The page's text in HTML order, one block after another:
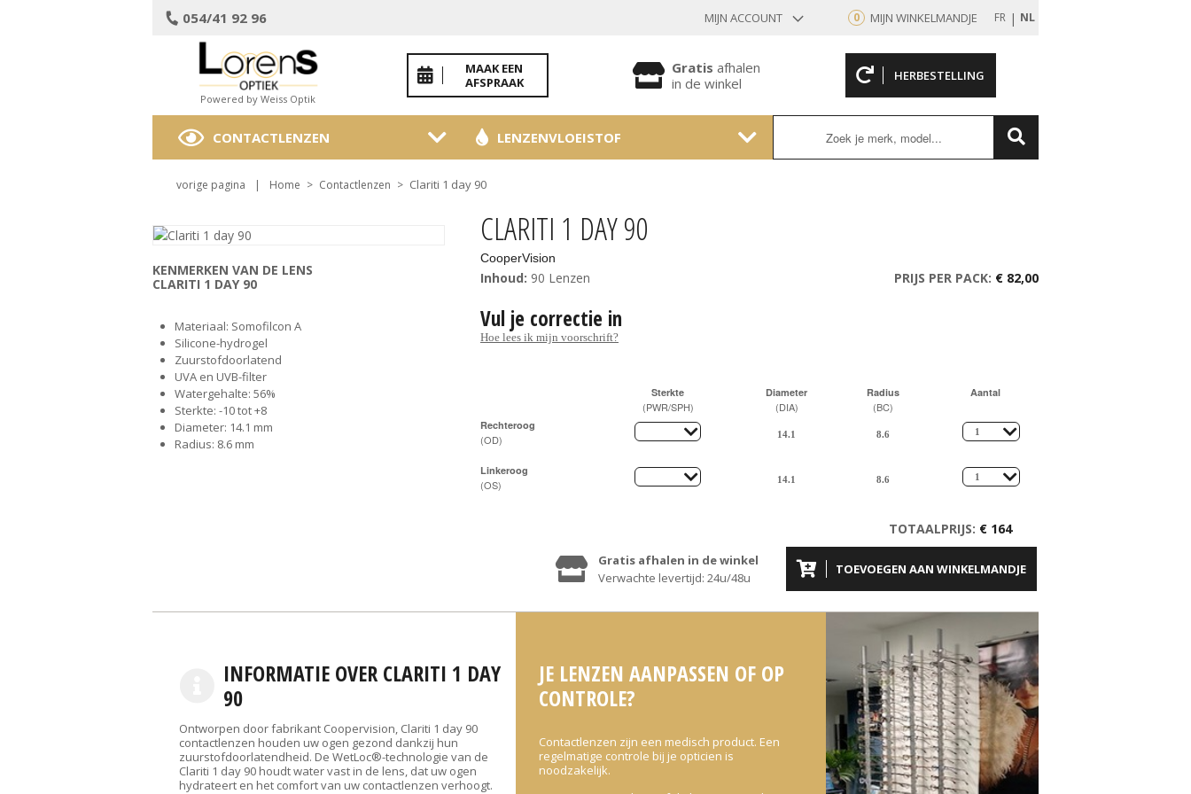
054/41 92 96 MIJN ACCOUNT
INLOGGEN BESTAANDE KLANT
wachtwoord
NIEUWE KLANT
0 MIJN WINKELMANDJE FR | NL
Powered by Weiss Optik
MAAK EEN
AFSPRAAK
Gratis afhalen
in de winkel
HERBESTELLING
CONTACTLENZEN LENZENVLOEISTOF
vorige pagina | Home > Contactlenzen > Clariti 1 day 90
CLARITI 1 DAY 90
CooperVision
Inhoud: 90 Lenzen PRIJS PER PACK: € 82,00
Vul je correctie in
Hoe lees ik mijn voorschrift?
Sterkte
(PWR/SPH)
Diameter
(DIA)
Radius
(BC)
Aantal
Rechteroog
(OD)
Linkeroog
(OS)
TOTAALPRIJS: € 164
TOEVOEGEN AAN WINKELMANDJE
Gratis afhalen in de winkel
Verwachte levertijd: 24u/48u
KENMERKEN VAN DE LENS
CLARITI 1 DAY 90
Materiaal: Somofilcon A
Silicone-hydrogel
Zuurstofdoorlatend
UVA en UVB-filter
Watergehalte: 56%
Sterkte: -10 tot +8
Diameter: 14.1 mm
Radius: 8.6 mm
INFORMATIE OVER CLARITI 1 DAY
90
Ontworpen door fabrikant Coopervision, Clariti 1 day 90
contactlenzen houden uw ogen gezond dankzij hun
zuurstofdoorlatendheid. De WetLoc®-technologie van de
Clariti 1 day 90 houdt water vast in de lens, dat uw ogen
hydrateert en het comfort van uw contactlenzen verhoogt.
JE LENZEN AANPASSEN OF OP
CONTROLE?
Contactlenzen zijn een medisch product. Een
regelmatige controle bij je opticien is
noodzakelijk.